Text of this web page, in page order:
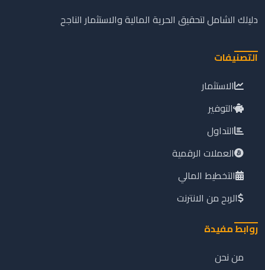
دليلك الشامل لتحقيق الحرية المالية والاستثمار الناجح
التصنيفات
الاستثمار
التوفير
التداول
العملات الرقمية
التخطيط المالي
الربح من الانترنت
روابط مفيدة
من نحن